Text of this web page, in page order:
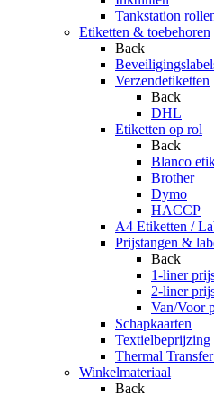
Tankstation
Etiketten & toebehoren
Back
Verzendetiketten
Back
DHL
Etiketten op rol
Back
Blanco
Brother
Dymo
HACCP
A4 Etiketten /
Prijstangen &
Back
1-liner
2-liner
Van/Voor
Schapkaarten
Textielbeprijzing
Thermal
Winkelmateriaal
Back